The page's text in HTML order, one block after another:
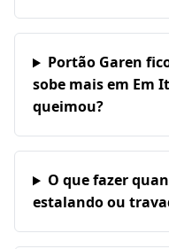
Portão Garen
sobe mais em Em
queimou?
O que fazer
estalando ou